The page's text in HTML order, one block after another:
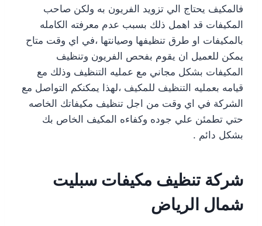
فالمكيف يحتاج الي تزويد الفريون به ولكن صاحب
المكيفات قد اهمل ذلك بسبب عدم معرفته الكامله
بالمكيفات او طرق تنظيفها وصيانتها ،في اي وقت متاح
يمكن للعميل ان يقوم بفحص الفريون وتنظيف
المكيفات بشكل مجاني مع عمليه التنظيف وذلك مع
قيامه بعمليه التنظيف للمكيف ،لهذا يمكنكم التواصل مع
الشركة في اي وقت من اجل تنظيف مكيفاتك الخاصه
حتي تطمئن علي جوده وكفاءه المكيف الخاص بك
بشكل دائم .
شركة تنظيف مكيفات سبليت
شمال الرياض